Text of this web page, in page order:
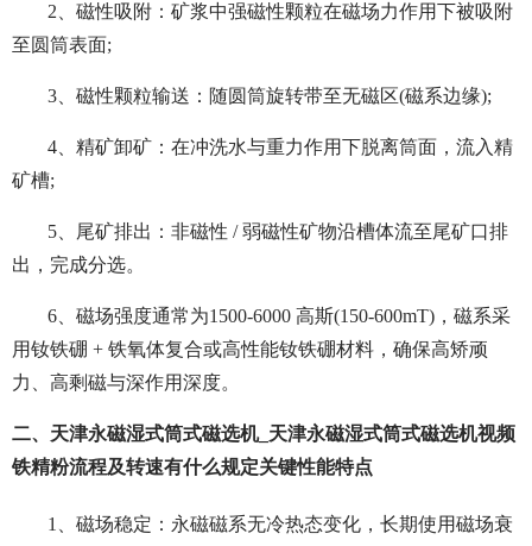
2、磁性吸附：矿浆中强磁性颗粒在磁场力作用下被吸附
至圆筒表面;
3、磁性颗粒输送：随圆筒旋转带至无磁区(磁系边缘);
4、精矿卸矿：在冲洗水与重力作用下脱离筒面，流入精
矿槽;
5、尾矿排出：非磁性 / 弱磁性矿物沿槽体流至尾矿口排
出，完成分选。
6、磁场强度通常为1500-6000 高斯(150-600mT)，磁系采
用钕铁硼 + 铁氧体复合或高性能钕铁硼材料，确保高矫顽
力、高剩磁与深作用深度。
二、天津永磁湿式筒式磁选机_天津永磁湿式筒式磁选机视频
铁精粉流程及转速有什么规定关键性能特点
1、磁场稳定：永磁磁系无冷热态变化，长期使用磁场衰